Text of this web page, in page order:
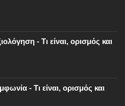
- Τι είναι, ορισμός και
- Τι είναι, ορισμός και